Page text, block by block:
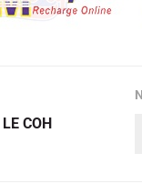
COH